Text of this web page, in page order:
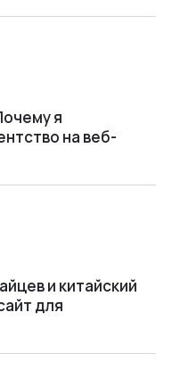
я
на веб-
и китайский
для